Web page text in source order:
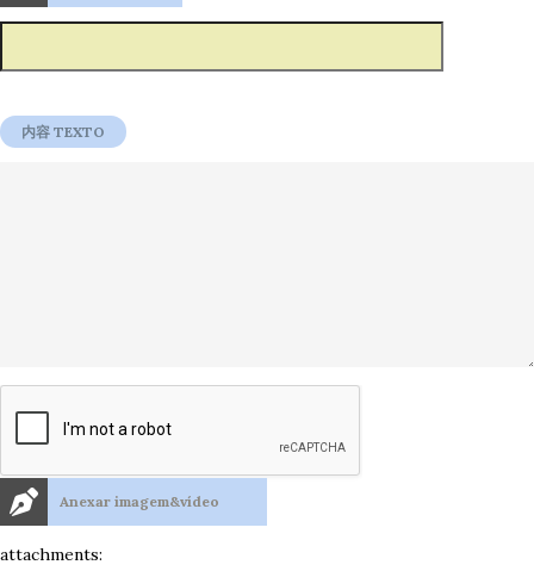
Anexar imagem&vídeo
attachments: